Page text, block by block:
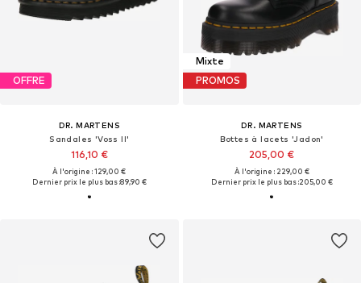
OFFRE
DR. MARTENS
Sandales 'Voss II'
116,10 €
À l'origine : 129,00 €
Dernier prix le plus bas :89,90 €
Mixte
PROMOS
DR. MARTENS
Bottes à lacets 'Jadon'
205,00 €
À l'origine : 229,00 €
Dernier prix le plus bas :205,00 €